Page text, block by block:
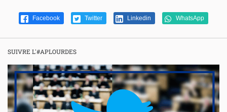
Facebook Twitter Linkedin WhatsApp
SUIVRE L'#APLOURDES